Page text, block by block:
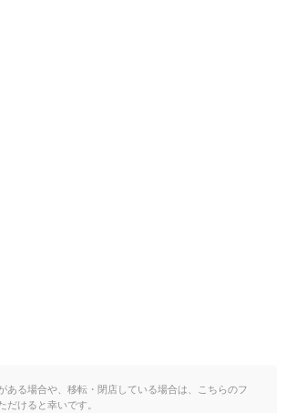
ある場合や、移転・閉店している場合は、こちらのフ
だけると幸いです。